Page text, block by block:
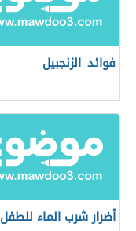
فوائد_الزنجبيل
أضرار شرب الماء للطفل